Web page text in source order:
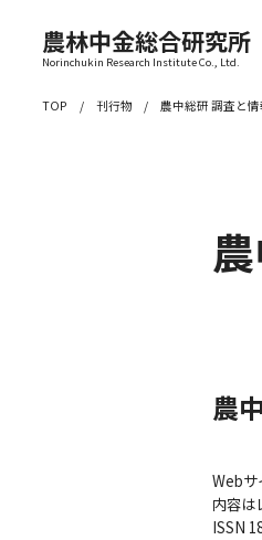
農林中金総合研究所
Norinchukin Research Institute Co., Ltd.
TOP 刊行物 農中総研 調査と情
農
Webサ
内容は
ISSN